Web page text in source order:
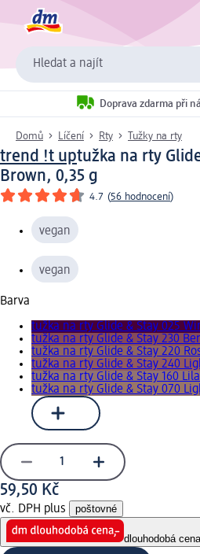
Hledat a najít
Doprava zdarma při
Domů Líčení Rty Tužky na rty
trend !t uptužka na rty
Brown, 0,35 g
4.7 (56 hodnocení)
vegan
vegan
Barva
tužka na rty Glide & Stay 025
tužka na rty Glide & Stay 230
tužka na rty Glide & Stay 220
tužka na rty Glide & Stay 240
tužka na rty Glide & Stay 160
tužka na rty Glide & Stay 070
59,50 Kč
vč. DPH plus poštovné
dlouhodobá cena